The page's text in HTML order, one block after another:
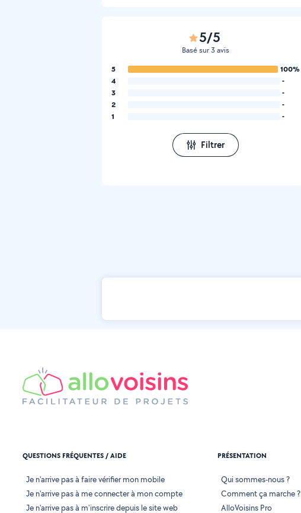
5/5
Basé sur 3 avis
5
100%
4
-
3
-
2
-
1
-
Filtrer
QUESTIONS FRÉQUENTES / AIDE
Je n'arrive pas à faire vérifier mon mobile
Je n'arrive pas à me connecter à mon compte
Je n'arrive pas à m'inscrire depuis le site web
PRÉSENTATION
Qui sommes-nous ?
Comment ça marche ?
AlloVoisins Pro